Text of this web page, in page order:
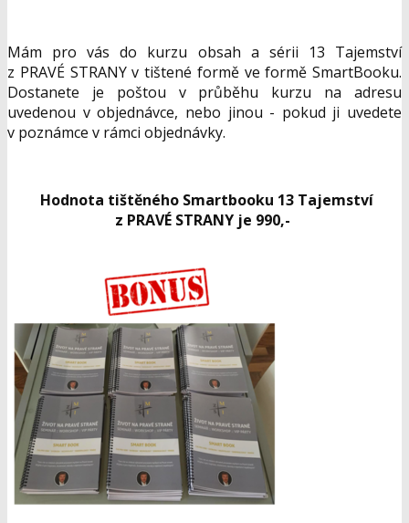
Mám pro vás do kurzu obsah a sérii 13 Tajemství
z PRAVÉ STRANY v tištené formě ve formě SmartBooku.
Dostanete je poštou v průběhu kurzu na adresu
uvedenou v objednávce, nebo jinou - pokud ji uvedete
v poznámce v rámci objednávky.
Hodnota tištěného Smartbooku 13 Tajemství
z PRAVÉ STRANY je 990,-